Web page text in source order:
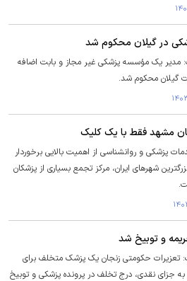
در گیلان محکوم شد
مدیر یک مؤسسه پزشکی غیر مجاز و بابت اضافه
گیلان محکوم شد.
مشهد فقط با یک کلیک
پزشکی و روانشناسی از اهمیت بالایی برخوردار
شهر‌های ایران، مرکز تجمع بسیاری از پزشکان
و توبیخ شد
تعزیرات حکومتی زنجان یک پزشک متخلف برای
به جزای نقدی، درج تخلف در پرونده پزشکی و توبیخ